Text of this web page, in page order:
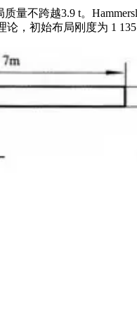
质量不跨越3.9 t。
，初始布局刚度为 1 135